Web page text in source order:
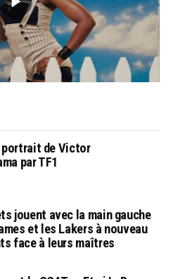
portrait de Victor
par TF1
jouent avec la main gauche
et les Lakers à nouveau
face à leurs maîtres